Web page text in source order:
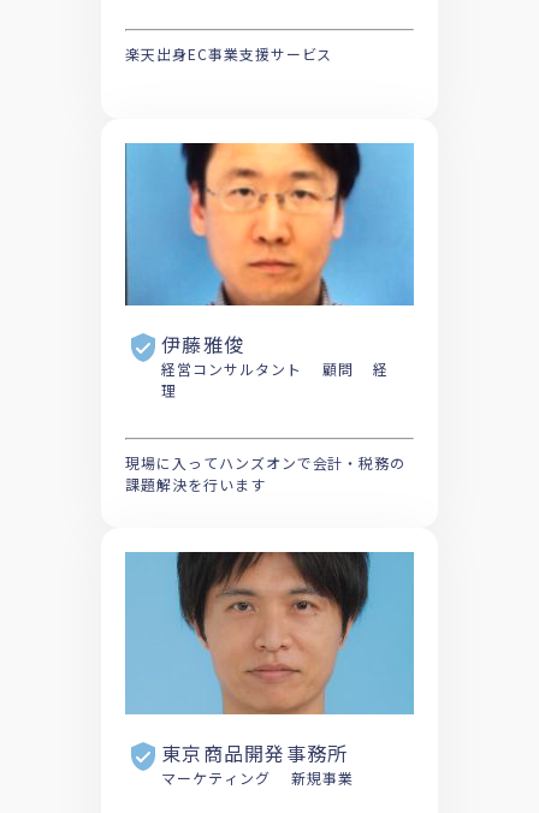
楽天出身EC事業支援サービス
伊藤雅俊
経営コンサルタント 顧問 経
理
現場に入ってハンズオンで会計・税務の
課題解決を行います
東京商品開発事務所
マーケティング 新規事業